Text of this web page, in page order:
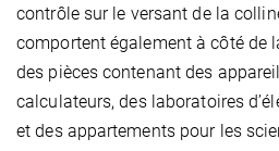
contrôle sur le versant de la
comportent également à côté de
des pièces contenant des
calculateurs, des laboratoires
et des appartements pour les